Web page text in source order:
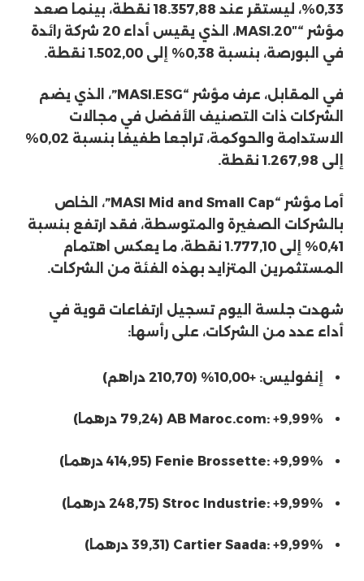
0,33%، ليستقر عند 18.357,88 نقطة، بينما صعد
مؤشر “MASI.20″، الذي يقيس أداء 20 شركة رائدة
في البورصة، بنسبة 0,38% إلى 1.502,00 نقطة.
في المقابل، عرف مؤشر “MASI.ESG”، الذي يضم
الشركات ذات التصنيف الأفضل في مجالات
الاستدامة والحوكمة، تراجعا طفيفا بنسبة 0,02%
إلى 1.267,98 نقطة.
أما مؤشر “MASI Mid and Small Cap”، الخاص
بالشركات الصغيرة والمتوسطة، فقد ارتفع بنسبة
0,41% إلى 1.777,10 نقطة، ما يعكس اهتمام
المستثمرين المتزايد بهذه الفئة من الشركات.
شهدت جلسة اليوم تسجيل ارتفاعات قوية في
أداء عدد من الشركات، على رأسها:
إنفوليس: +10,00% (210,70 دراهم)
AB Maroc.com: +9,99% (79,24 درهما)
Fenie Brossette: +9,99% (414,95 درهما)
Stroc Industrie: +9,99% (248,75 درهما)
Cartier Saada: +9,99% (39,31 درهما)